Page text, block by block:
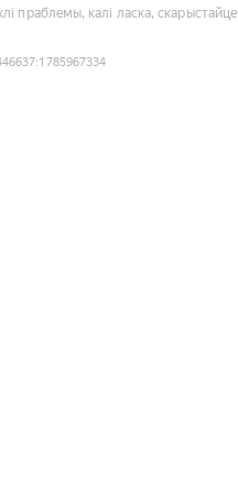
праблемы, калі ласка, скарыстайце
:1785967334